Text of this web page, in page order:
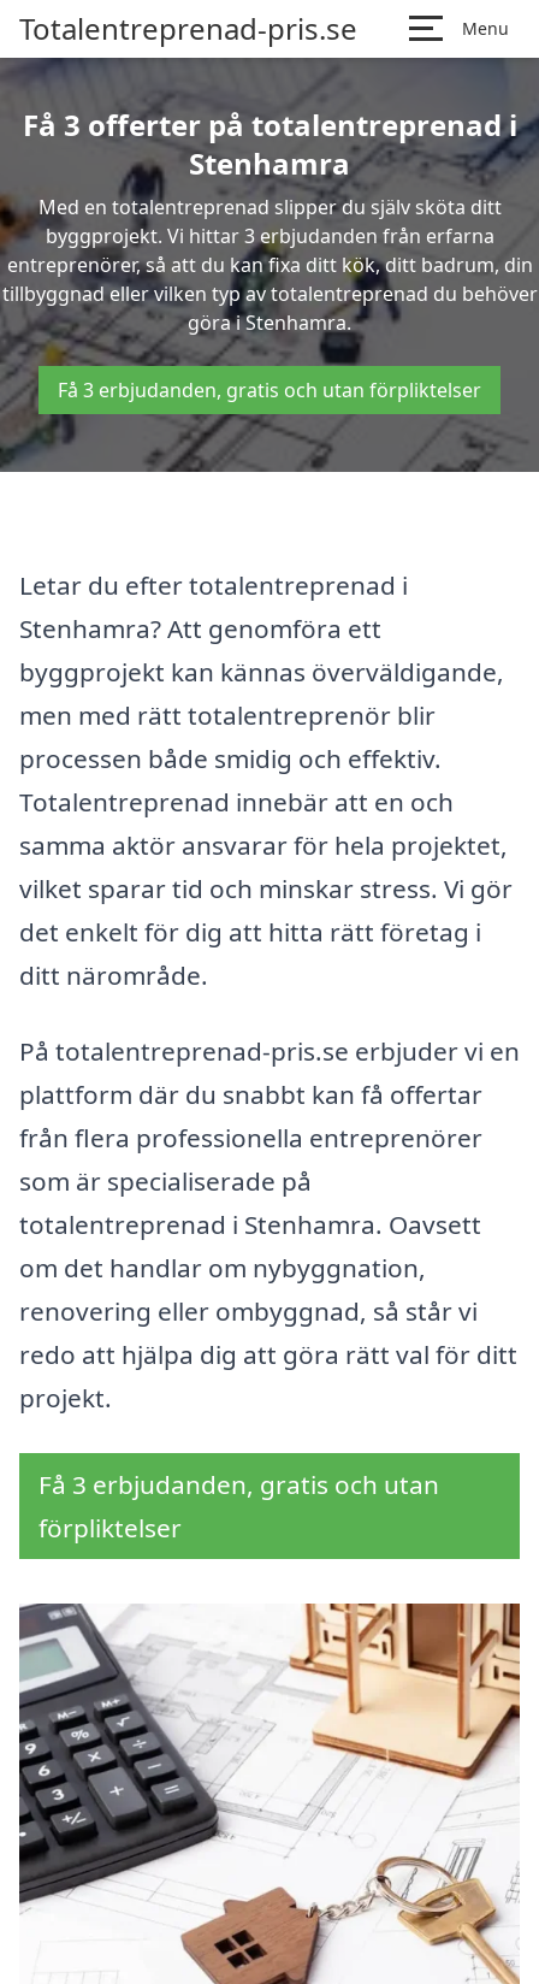
Totalentreprenad-pris.se Menu
Få 3 offerter på totalentreprenad i
Stenhamra
Med en totalentreprenad slipper du själv sköta ditt
byggprojekt. Vi hittar 3 erbjudanden från erfarna
entreprenörer, så att du kan fixa ditt kök, ditt badrum, din
tillbyggnad eller vilken typ av totalentreprenad du behöver
göra i Stenhamra.
Få 3 erbjudanden, gratis och utan förpliktelser
Letar du efter totalentreprenad i
Stenhamra? Att genomföra ett
byggprojekt kan kännas överväldigande,
men med rätt totalentreprenör blir
processen både smidig och effektiv.
Totalentreprenad innebär att en och
samma aktör ansvarar för hela projektet,
vilket sparar tid och minskar stress. Vi gör
det enkelt för dig att hitta rätt företag i
ditt närområde.
På totalentreprenad-pris.se erbjuder vi en
plattform där du snabbt kan få offertar
från flera professionella entreprenörer
som är specialiserade på
totalentreprenad i Stenhamra. Oavsett
om det handlar om nybyggnation,
renovering eller ombyggnad, så står vi
redo att hjälpa dig att göra rätt val för ditt
projekt.
Få 3 erbjudanden, gratis och utan
förpliktelser